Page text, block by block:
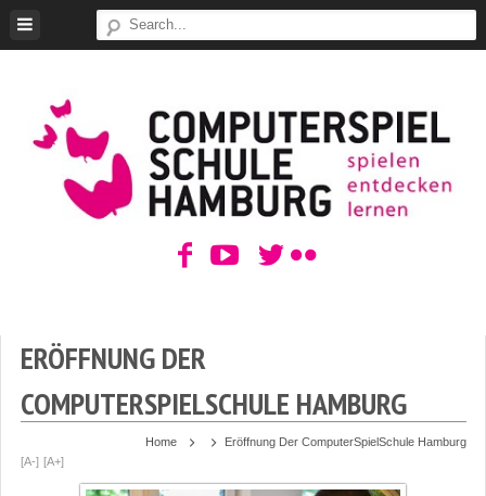
Skip
ComputerSpielSchule
ERÖFFNUNG DER
COMPUTERSPIELSCHULE HAMBURG
Home
Eröffnung Der ComputerSpielSchule Hamburg
[A-] [A+]